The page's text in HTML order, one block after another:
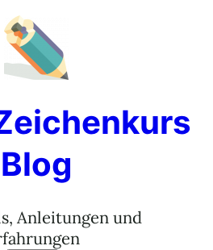
Blog
Anleitungen und